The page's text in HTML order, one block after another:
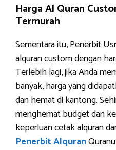
Harga Al Quran
Termurah
Sementara itu, Penerbit
alquran custom dengan
Terlebih lagi, jika Anda
banyak, harga yang
dan hemat di kantong.
menghemat budget dan
keperluan cetak alquran
Penerbit Alquran